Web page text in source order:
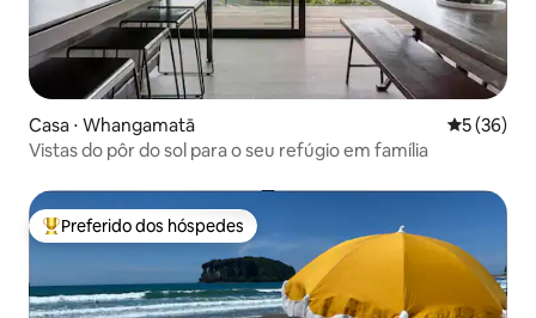
Casa ⋅ Whangamatā 5 de uma
5 (36)
Vistas do pôr do sol para o seu refúgio em família
Entre os melhores preferidos dos hóspedes
Preferido dos hóspedes